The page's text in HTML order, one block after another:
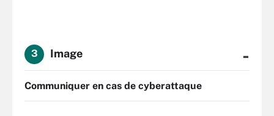
3 Image -
Communiquer en cas de cyberattaque